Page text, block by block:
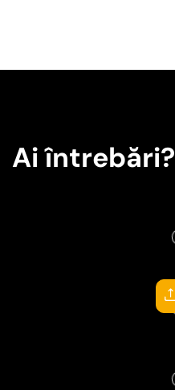
Ai întrebări?